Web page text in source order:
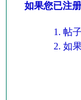
如果您已注
帖
如